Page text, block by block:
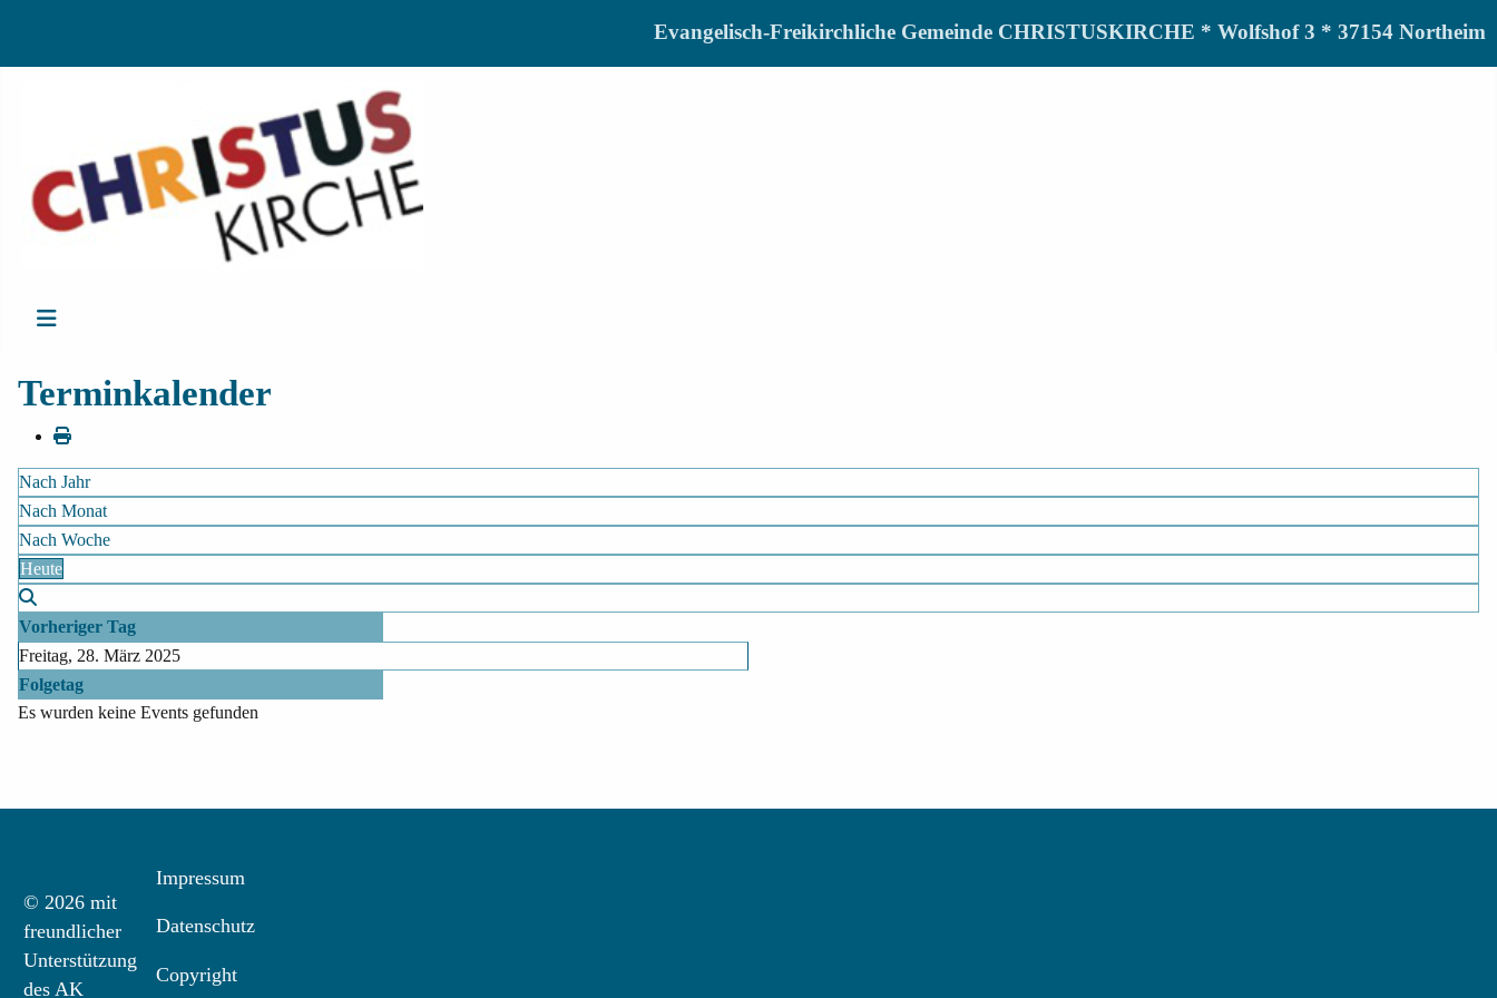
Evangelisch-Freikirchliche Gemeinde CHRISTUSKIRCHE * Wolfshof 3 * 37154 Northeim
Terminkalender
Nach Jahr
Nach Monat
Nach Woche
Heute
Vorheriger Tag
Freitag, 28. März 2025
Folgetag
Es wurden keine Events gefunden
© 2026 mit
freundlicher
Unterstützung
des AK
Impressum
Datenschutz
Copyright